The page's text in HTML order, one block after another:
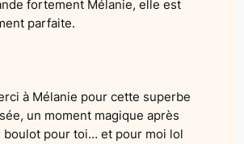
fortement Mélanie, elle est
parfaite.
à Mélanie pour cette superbe
un moment magique après
boulot pour toi… et pour moi lol